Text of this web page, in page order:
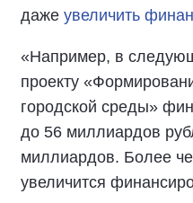
даже увеличить
«Например, в
проекту
городской среды»
до 56 миллиардов
миллиардов. Более
увеличится